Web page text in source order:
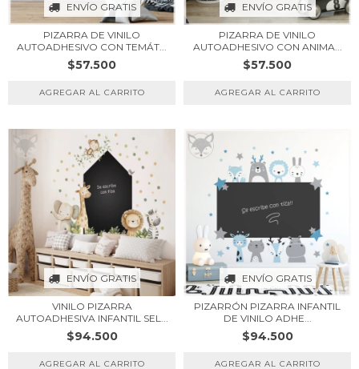
ENVÍO GRATIS
PIZARRA DE VINILO
AUTOADHESIVO CON TEMÁT...
$57.500
ENVÍO GRATIS
PIZARRA DE VINILO
AUTOADHESIVO CON ANIMA...
$57.500
ENVÍO GRATIS
VINILO PIZARRA
AUTOADHESIVA INFANTIL SEL...
$94.500
ENVÍO GRATIS
PIZARRÓN PIZARRA INFANTIL
DE VINILO ADHE...
$94.500